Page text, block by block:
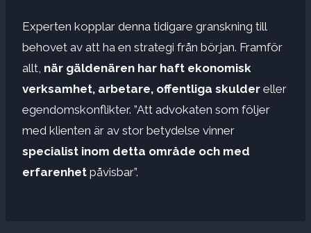
Experten kopplar denna tidigare granskning till
behovet av att ha en strategi från början. Framför
allt, när gäldenären har haft ekonomisk
verksamhet, arbetare, offentliga skulder eller
egendomskonflikter. ”Att advokaten som följer
med klienten är av stor betydelse vinner
specialist inom detta område och med
erfarenhet påvisbar”.